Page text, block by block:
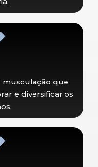
musculação que
e diversificar os